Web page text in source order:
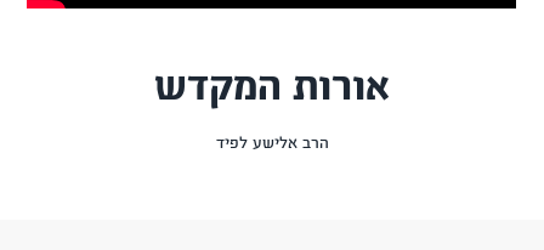
אורות המקדש
הרב אלישע לפיד